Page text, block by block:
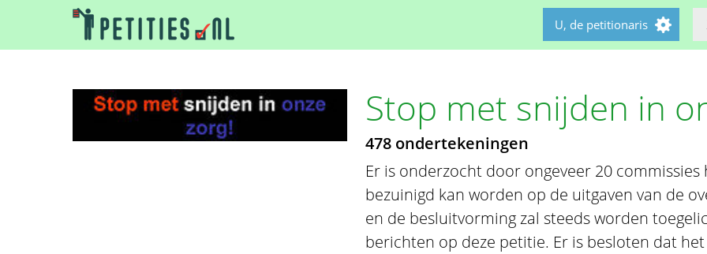
U, de petitionaris
Stop met snijden in
478 ondertekeningen
Er is onderzocht door ongeveer 20
bezuinigd kan worden op de uitgaven van de
en de besluitvorming zal steeds worden
berichten op deze petitie. Er is besloten dat